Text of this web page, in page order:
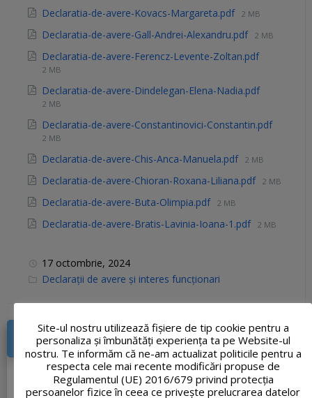
Declaratia-de-avere-Kovacs-Margareta.pdf 2 MB
Declaratia-de-avere-Gall-Andrei-Alexandru.pdf 2 MB
Declaratia-de-avere-Ferencz-Levente-Zoltan.pdf
2 MB
Declaratia-de-avere-Dindelegan-Elena-Nadia.pdf
2 MB
Declaratia-de-avere-Constantinovici-Constantin.pdf
2 MB
Declaratia-de-avere-Chis-Anca-Manuela.pdf 2 MB
Declaratia-de-avere-Chioran-Roxana-Liliana.pdf 2 MB
Declaratia-de-avere-Buta-Olimpia.pdf 2 MB
Declaratia-de-avere-Bratis-Lavinia-Ioana-1.pdf 2 MB
17 octombrie, 2024
C
e
o
r
i
e
Declarații de avere și interes funcționari
AVIZIER ELECTRONIC
Anunț atribuire vânzare teren din 31.07.2026
31 iulie, 2026 1 document
Site-ul nostru utilizează fişiere de tip cookie pentru a
personaliza și îmbunătăți experiența ta pe Website-ul
nostru. Te informăm că ne-am actualizat politicile pentru a
respecta cele mai recente modificări propuse de
Regulamentul (UE) 2016/679 privind protecția
persoanelor fizice în ceea ce privește prelucrarea datelor